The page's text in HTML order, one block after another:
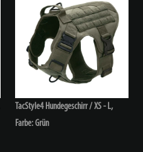
TacStyle4 Hundegeschirr / XS - L,
Farbe: Grün